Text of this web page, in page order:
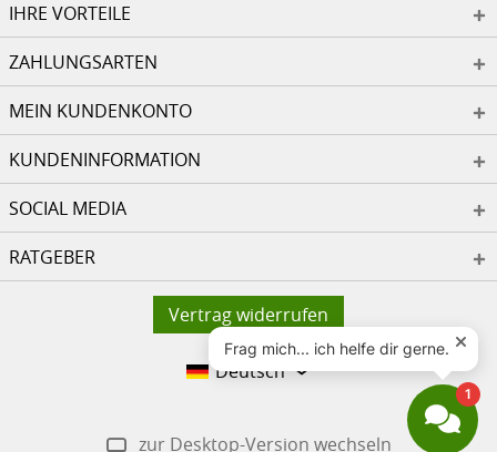
IHRE VORTEILE
ZAHLUNGSARTEN
MEIN KUNDENKONTO
KUNDENINFORMATION
SOCIAL MEDIA
RATGEBER
Vertrag widerrufen
Deutsch
zur Desktop-Version wechseln